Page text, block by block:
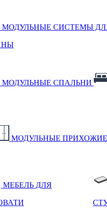
МОДУЛЬНЫЕ СИСТЕМЫ
МОДУЛЬНЫЕ СПАЛЬНИ
МОДУЛЬНЫЕ ПРИХОЖИЕ
МЕБЕЛЬ ДЛЯ